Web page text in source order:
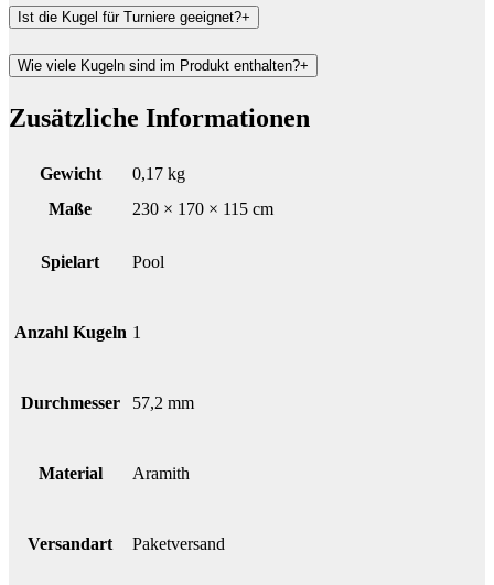
Ist die Kugel für Turniere geeignet?+
Wie viele Kugeln sind im Produkt enthalten?+
Zusätzliche Informationen
Gewicht
0,17 kg
Maße
230 × 170 × 115 cm
Spielart Pool
Anzahl Kugeln 1
Durchmesser 57,2 mm
Material Aramith
Versandart Paketversand